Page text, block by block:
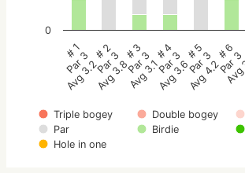
Triple bogey Double bogey
Par
Birdie
Hole in one
# 1
Par 3
Avg 3.2
# 2
Par 3
Avg 3.8
# 3
Par 3
Avg 3.1
# 4
Par 3
Avg 3.6
# 5
Par 3
Avg 4.2
# 6
Par 3
0